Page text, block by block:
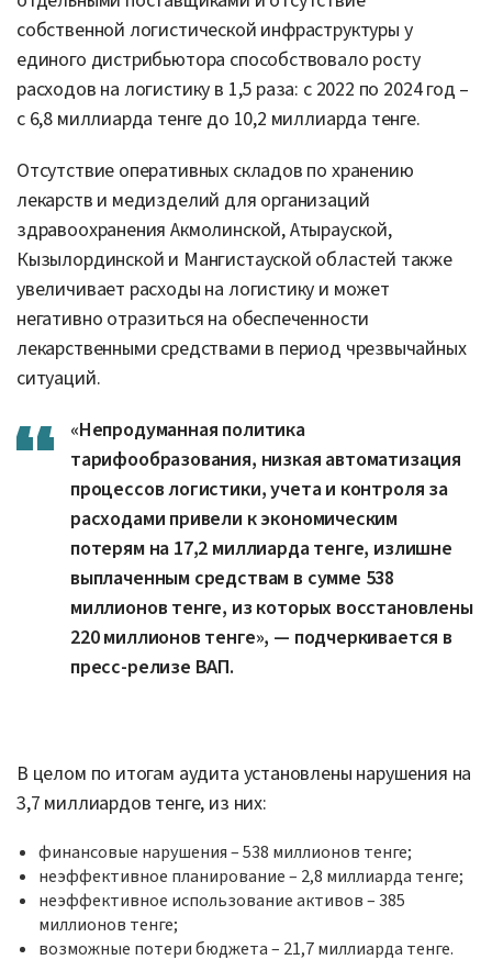
собственной логистической инфраструктуры у
единого дистрибьютора способствовало росту
расходов на логистику в 1,5 раза: с 2022 по 2024 год –
с 6,8 миллиарда тенге до 10,2 миллиарда тенге.
Отсутствие оперативных складов по хранению
лекарств и медизделий для организаций
здравоохранения Акмолинской, Атырауской,
Кызылординской и Мангистауской областей также
увеличивает расходы на логистику и может
негативно отразиться на обеспеченности
лекарственными средствами в период чрезвычайных
ситуаций.
«Непродуманная политика
тарифообразования, низкая автоматизация
процессов логистики, учета и контроля за
расходами привели к экономическим
потерям на 17,2 миллиарда тенге, излишне
выплаченным средствам в сумме 538
миллионов тенге, из которых восстановлены
220 миллионов тенге», — подчеркивается в
пресс-релизе ВАП.
В целом по итогам аудита установлены нарушения на
3,7 миллиардов тенге, из них:
финансовые нарушения – 538 миллионов тенге;
неэффективное планирование – 2,8 миллиарда тенге;
неэффективное использование активов – 385
миллионов тенге;
возможные потери бюджета – 21,7 миллиарда тенге.